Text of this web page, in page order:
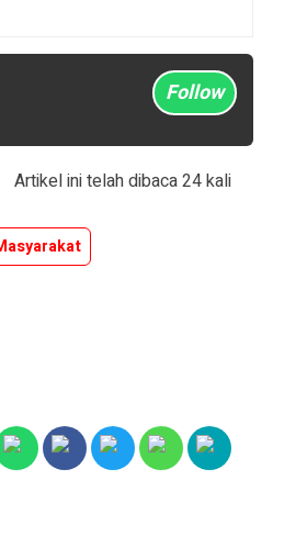
Follow
Artikel ini telah dibaca 24 kali